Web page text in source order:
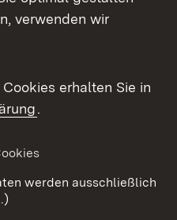
Kontakt
verwenden wir
erhalten Sie in
.
werden ausschließlich